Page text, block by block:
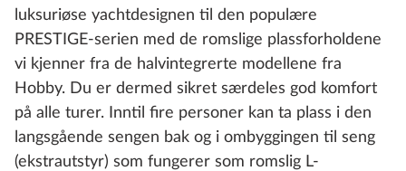
luksuriøse yachtdesignen til den populære
PRESTIGE-serien med de romslige plassforholdene
vi kjenner fra de halvintegrerte modellene fra
Hobby. Du er dermed sikret særdeles god komfort
på alle turer. Inntil fire personer kan ta plass i den
langsgående sengen bak og i ombyggingen til seng
(ekstrautstyr) som fungerer som romslig L-